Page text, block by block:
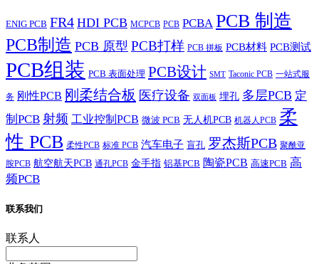
ENIG PCB FR4 HDI PCB MCPCB PCB PCBA PCB 制造
PCB制造 PCB 原型 PCB打样 PCB 拼板 PCB材料 PCB测试
PCB组装 PCB 表面处理 PCB设计 SMT Taconic PCB 一站式服
务 刚性PCB 刚柔结合板 医疗设备 双面板 埋孔 多层PCB 定
制PCB 射频 工业控制PCB 微波 PCB 无人机PCB 机器人PCB 柔
性 PCB 柔性PCB 标准 PCB 汽车电子 盲孔 罗杰斯PCB 聚酰亚
胺PCB 航空航天PCB 通孔PCB 金手指 铝基PCB 陶瓷PCB 高速PCB 高
频PCB
联系我们
联系人